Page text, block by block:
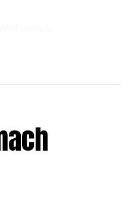
na
obowiązują